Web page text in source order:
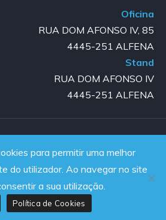
Oficina
RUA DOM AFONSO IV, 85
4445-251 ALFENA
Stand
RUA DOM AFONSO IV
4445-251 ALFENA
by JanelaWeb
para permitir uma melhor
do utilizador. Ao navegar no site
a sua utilização.
Política de Cookies